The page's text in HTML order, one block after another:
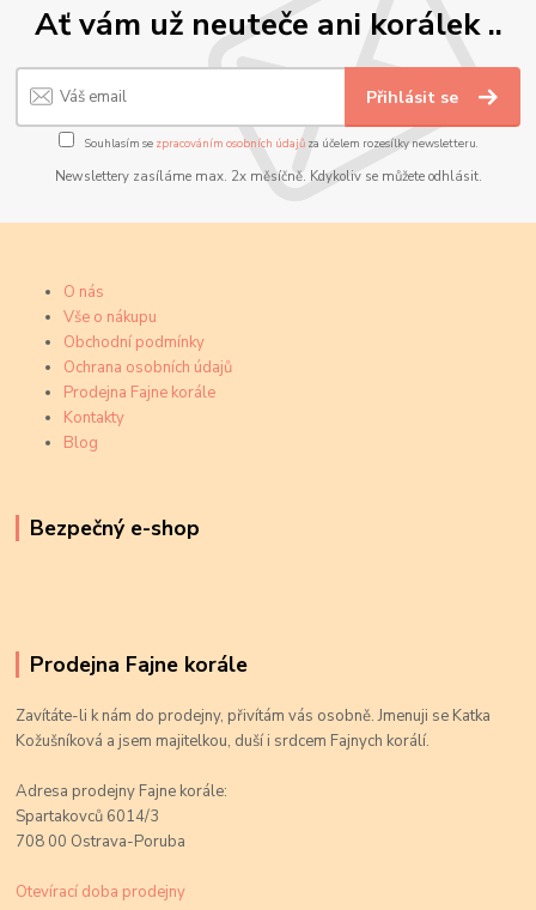
Ať vám už neuteče ani korálek ..
Přihlásit se
Souhlasím se zpracováním osobních údajůza účelem rozesílky newsletteru.
Newslettery zasíláme max. 2x měsíčně. Kdykoliv se můžete odhlásit.
O nás
Vše o nákupu
Obchodní podmínky
Ochrana osobních údajů
Prodejna Fajne korále
Kontakty
Blog
Bezpečný e-shop
Prodejna Fajne korále
Zavítáte-li k nám do prodejny, přivítám vás osobně. Jmenuji se Katka
Kožušníková a jsem majitelkou, duší i srdcem Fajnych korálí.
Adresa prodejny Fajne korále:
Spartakovců 6014/3
708 00 Ostrava-Poruba
Otevírací doba prodejny